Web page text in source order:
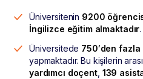
Üniversitenin 9200
İngilizce eğitim almaktadır.
Üniversitede 750′den
yapmaktadır. Bu kişilerin
yardımcı doçent, 139